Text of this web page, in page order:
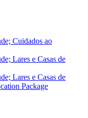
Cuidados ao
Lares e Casas de
Lares e Casas de
Package